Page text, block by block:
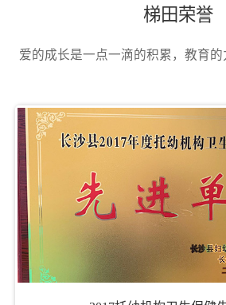
梯田荣誉
爱的成长是一点一滴的积累，教育